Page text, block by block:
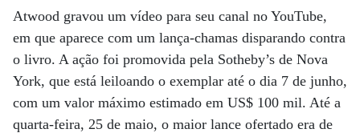
Atwood gravou um vídeo para seu canal no YouTube,
em que aparece com um lança-chamas disparando contra
o livro. A ação foi promovida pela Sotheby’s de Nova
York, que está leiloando o exemplar até o dia 7 de junho,
com um valor máximo estimado em US$ 100 mil. Até a
quarta-feira, 25 de maio, o maior lance ofertado era de